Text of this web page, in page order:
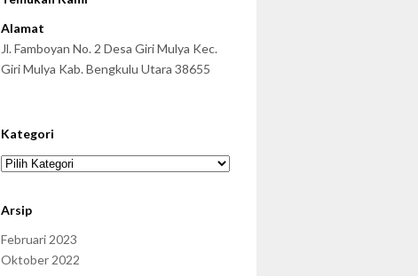
Alamat
Jl. Famboyan No. 2 Desa Giri Mulya Kec.
Giri Mulya Kab. Bengkulu Utara 38655
Kategori
Arsip
Februari 2023
Oktober 2022